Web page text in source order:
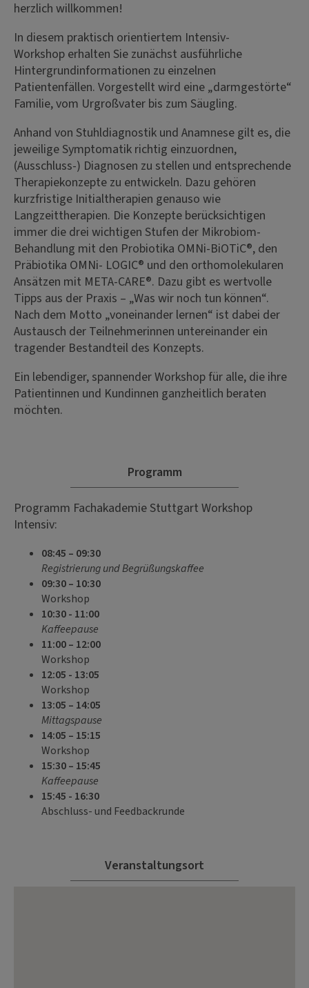
herzlich willkommen!
In diesem praktisch orientiertem Intensiv-
Workshop erhalten Sie zunächst ausführliche
Hintergrundinformationen zu einzelnen
Patientenfällen. Vorgestellt wird eine „darmgestörte“
Familie, vom Urgroßvater bis zum Säugling.
Anhand von Stuhldiagnostik und Anamnese gilt es, die
jeweilige Symptomatik richtig einzuordnen,
(Ausschluss-) Diagnosen zu stellen und entsprechende
Therapiekonzepte zu entwickeln. Dazu gehören
kurzfristige Initialtherapien genauso wie
Langzeittherapien. Die Konzepte berücksichtigen
immer die drei wichtigen Stufen der Mikrobiom-
Behandlung mit den Probiotika OMNi-BiOTiC®, den
Präbiotika OMNi- LOGIC® und den orthomolekularen
Ansätzen mit META-CARE®. Dazu gibt es wertvolle
Tipps aus der Praxis – „Was wir noch tun können“.
Nach dem Motto „voneinander lernen“ ist dabei der
Austausch der Teilnehmerinnen untereinander ein
tragender Bestandteil des Konzepts.
Ein lebendiger, spannender Workshop für alle, die ihre
Patientinnen und Kundinnen ganzheitlich beraten
möchten.
Programm
Programm Fachakademie Stuttgart Workshop
Intensiv:
08:45 – 09:30
Registrierung und Begrüßungskaffee
09:30 – 10:30
Workshop
10:30 - 11:00
Kaffeepause
11:00 – 12:00
Workshop
12:05 - 13:05
Workshop
13:05 – 14:05
Mittagspause
14:05 – 15:15
Workshop
15:30 – 15:45
Kaffeepause
15:45 - 16:30
Abschluss- und Feedbackrunde
Veranstaltungsort